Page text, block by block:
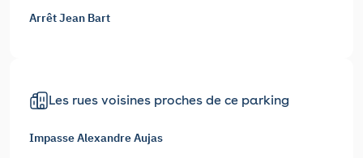
Arrêt Jean Bart
Les rues voisines proches de ce parking
Impasse Alexandre Aujas